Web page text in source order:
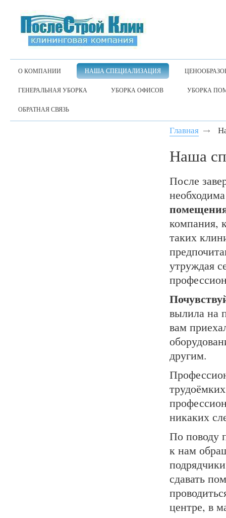
О КОМПАНИИ НАША СПЕЦИАЛИЗАЦИЯ
ГЕНЕРАЛЬНАЯ УБОРКА УБОРКА ОФИСОВ УБОРКА
ОБРАТНАЯ СВЯЗЬ
Главная
Наша
После
компания,
таких
утруждая
вылила на
вам
другим.
никаких
По поводу
к нам
сдавать
центре, в